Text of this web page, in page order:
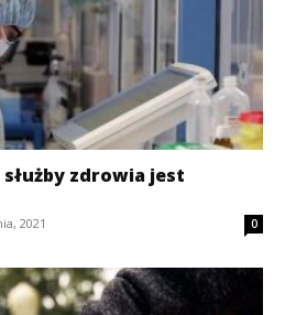
zdrowia jest
2021 0